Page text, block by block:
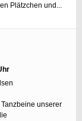
Plätzchen und...
unserer